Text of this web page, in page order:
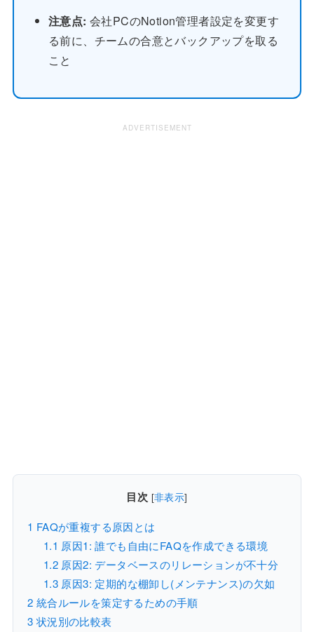
注意点: 会社PCのNotion管理者設定を変更す
る前に、チームの合意とバックアップを取る
こと
ADVERTISEMENT
目次 [非表示]
1 FAQが重複する原因とは
1.1 原因1: 誰でも自由にFAQを作成できる環境
1.2原因2: データベースのリレーションが不十分
1.3原因3: 定期的な棚卸し(メンテナンス)の欠如
2 統合ルールを策定するための手順
3 状況別の比較表